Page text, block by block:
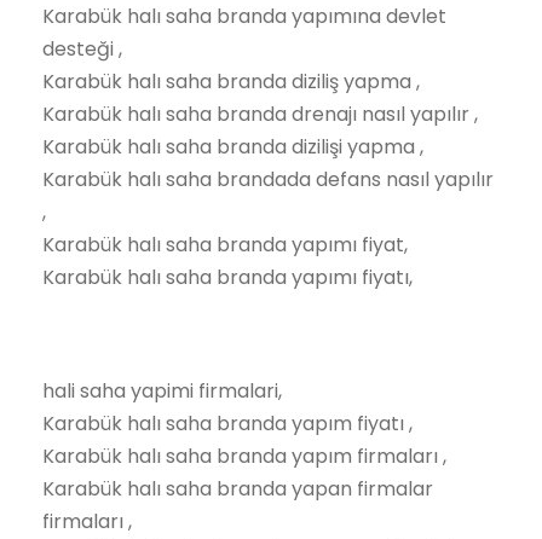
Karabük halı saha branda yapımına devlet
desteği ,
Karabük halı saha branda diziliş yapma ,
Karabük halı saha branda drenajı nasıl yapılır ,
Karabük halı saha branda dizilişi yapma ,
Karabük halı saha brandada defans nasıl yapılır
,
Karabük halı saha branda yapımı fiyat,
Karabük halı saha branda yapımı fiyatı,
hali saha yapimi firmalari,
Karabük halı saha branda yapım fiyatı ,
Karabük halı saha branda yapım firmaları ,
Karabük halı saha branda yapan firmalar
firmaları ,